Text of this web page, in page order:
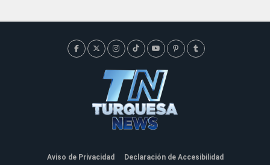
Aviso de Privacidad Declaración de Accesibilidad